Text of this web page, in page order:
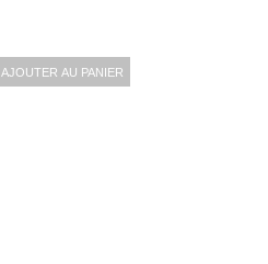
AJOUTER AU PANIER